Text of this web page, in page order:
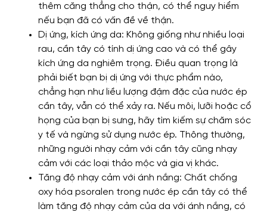
thêm căng thẳng cho thận, có thể nguy hiểm
nếu bạn đã có vấn đề về thận.
Dị ứng, kích ứng da: Không giống như nhiều loại
rau, cần tây có tính dị ứng cao và có thể gây
kích ứng da nghiêm trọng. Điều quan trọng là
phải biết bạn bị dị ứng với thực phẩm nào,
chẳng hạn như liều lượng đậm đặc của nước ép
cần tây, vẫn có thể xảy ra. Nếu môi, lưỡi hoặc cổ
họng của bạn bị sưng, hãy tìm kiếm sự chăm sóc
y tế và ngừng sử dụng nước ép. Thông thường,
những người nhạy cảm với cần tây cũng nhạy
cảm với các loại thảo mộc và gia vị khác.
Tăng độ nhạy cảm với ánh nắng: Chất chống
oxy hóa psoralen trong nước ép cần tây có thể
làm tăng độ nhạy cảm của da với ánh nắng, có